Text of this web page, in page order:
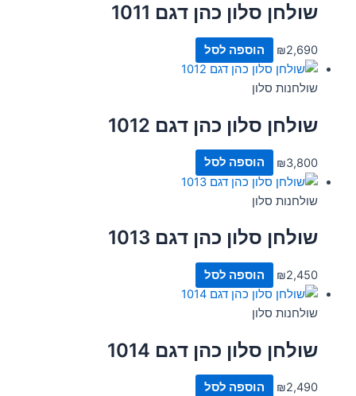
שולחן סלון כהן דגם 1011
₪2,690 הוספה לסל
שולחנות סלון
שולחן סלון כהן דגם 1012
₪3,800 הוספה לסל
שולחנות סלון
שולחן סלון כהן דגם 1013
₪2,450 הוספה לסל
שולחנות סלון
שולחן סלון כהן דגם 1014
₪2,490 הוספה לסל